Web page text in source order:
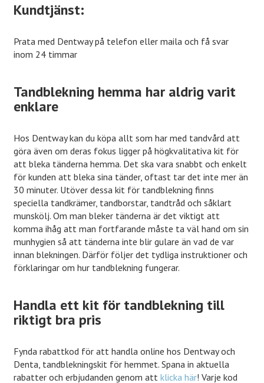
Kundtjänst:
Prata med Dentway på telefon eller maila och få svar
inom 24 timmar
Tandblekning hemma har aldrig varit
enklare
Hos Dentway kan du köpa allt som har med tandvård att
göra även om deras fokus ligger på högkvalitativa kit för
att bleka tänderna hemma. Det ska vara snabbt och enkelt
för kunden att bleka sina tänder, oftast tar det inte mer än
30 minuter. Utöver dessa kit för tandblekning finns
speciella tandkrämer, tandborstar, tandtråd och såklart
munskölj. Om man bleker tänderna är det viktigt att
komma ihåg att man fortfarande måste ta väl hand om sin
munhygien så att tänderna inte blir gulare än vad de var
innan blekningen. Därför följer det tydliga instruktioner och
förklaringar om hur tandblekning fungerar.
Handla ett kit för tandblekning till
riktigt bra pris
Fynda rabattkod för att handla online hos Dentway och
Denta, tandblekningskit för hemmet. Spana in aktuella
rabatter och erbjudanden genom attklicka här! Varje kod